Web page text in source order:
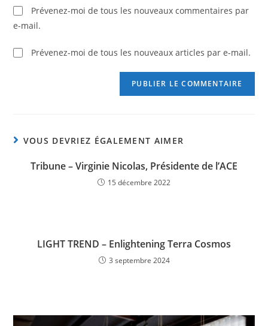
Prévenez-moi de tous les nouveaux commentaires par
e-mail.
Prévenez-moi de tous les nouveaux articles par e-mail.
VOUS DEVRIEZ ÉGALEMENT AIMER
Tribune – Virginie Nicolas, Présidente de l’ACE
15 décembre 2022
LIGHT TREND – Enlightening Terra Cosmos
3 septembre 2024